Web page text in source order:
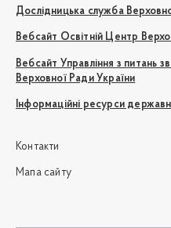
Дослідницька служба
Вебсайт Освітній Центр
Вебсайт Управління з питань
Верховної Ради України
Інформаційні ресурси
Контакти
Мапа сайту